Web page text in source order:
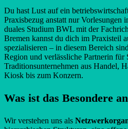
Du hast Lust auf ein
Praxisbezug anstatt nur Vorlesungen
duales Studium BWL mit der
Bremen kannst du dich im Praxisteil
spezialisieren – in diesem Bereich
Region und verlässliche Partnerin für
Traditionsunternehmen aus Handel,
Kiosk bis zum Konzern.
Was ist das Besondere
Wir verstehen uns als